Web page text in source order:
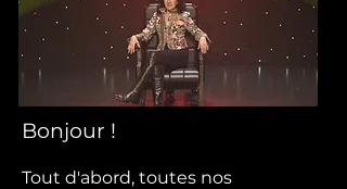
Bonjour !
Tout d'abord, toutes nos